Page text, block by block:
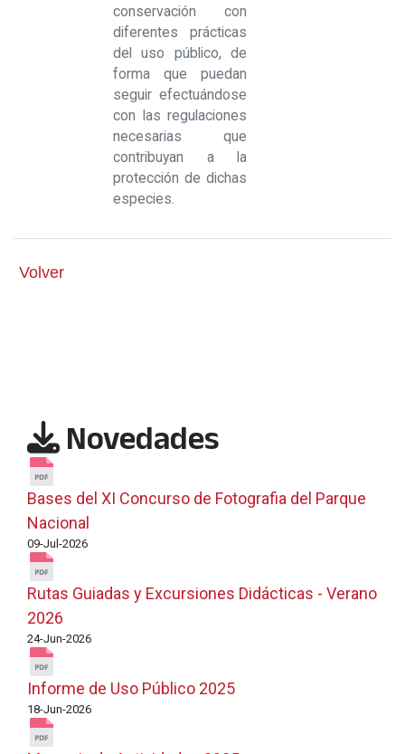
conservación con
diferentes prácticas
del uso público, de
forma que puedan
seguir efectuándose
con las regulaciones
necesarias que
contribuyan a la
protección de dichas
especies.
Volver
Novedades
Bases del XI Concurso de Fotografia del Parque
Nacional
09-Jul-2026
Rutas Guiadas y Excursiones Didácticas - Verano
2026
24-Jun-2026
Informe de Uso Público 2025
18-Jun-2026